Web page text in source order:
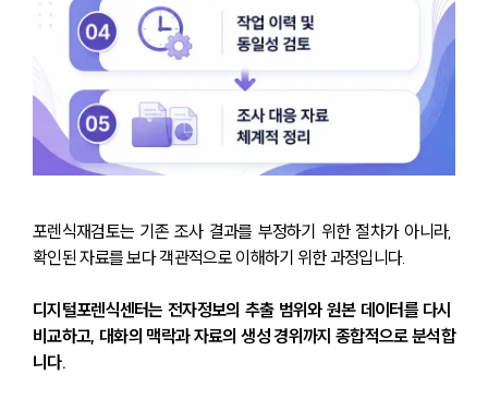
센터소개
오시는 길
글로벌 파트너 로펌
고객의 소리
통합검색
AI대륜
포렌식재검토는 기존 조사 결과를 부정하기 위한 절차가 아니라,
확인된 자료를 보다 객관적으로 이해하기 위한 과정입니다.
디지털포렌식센터는 전자정보의 추출 범위와 원본 데이터를 다시
비교하고, 대화의 맥락과 자료의 생성 경위까지 종합적으로 분석합
니다.